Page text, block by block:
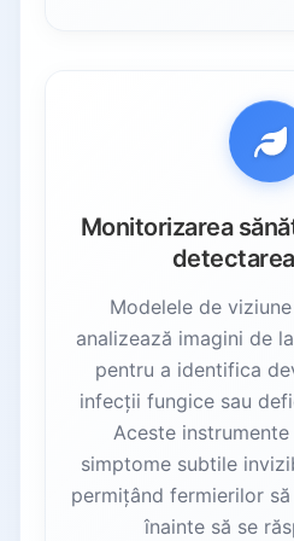
Fuziunea Edge AI și IoT
Robotică condusă de IA
IA generativă și
6.4. Agricultura inteligentă
Colaborare globală
CropSense
Plantix
7.3. CropGen
xarvio FIELD
Concluzie
8.1.
Obstacole actuale
Monitorizarea
Modelele de
analizează imagini de
pentru a identifica
infecții fungice sau
Aceste
simptome subtile
permițând fermierilor
înainte să se